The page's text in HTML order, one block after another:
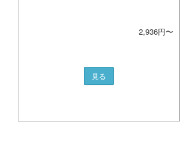
2,936円〜
見る